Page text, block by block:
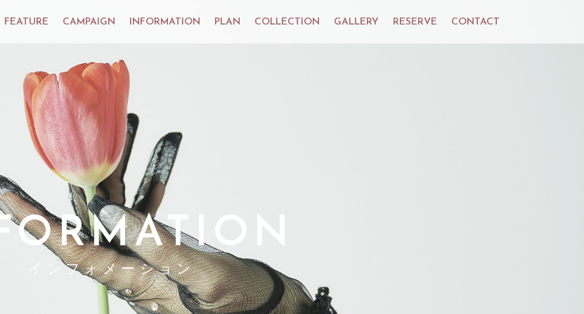
FEATURE CAMPAIGN INFORMATION PLAN COLLECTION GALLERY RESERVE CONTACT
インフォメーション